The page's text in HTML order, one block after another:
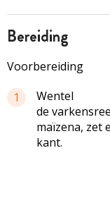
bereiding
Voorbereiding
1
Wentel
de
maïzena, zet
kant.